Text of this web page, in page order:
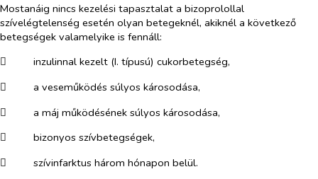
Mostanáig nincs kezelési tapasztalat a bizoprolollal
szívelégtelenség esetén olyan betegeknél, akiknél a következő
betegségek valamelyike is fennáll:
​
inzulinnal kezelt (I. típusú) cukorbetegség,
​
a veseműködés súlyos károsodása,
​
a máj működésének súlyos károsodása,
​
bizonyos szívbetegségek,
​
szívinfarktus három hónapon belül.